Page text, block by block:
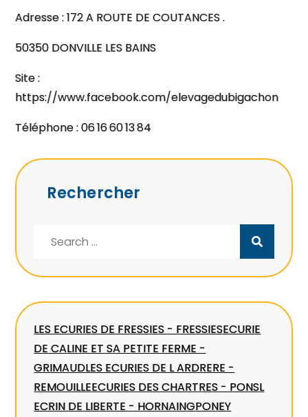
Adresse : 172 A ROUTE DE COUTANCES .
50350 DONVILLE LES BAINS
Site :
https://www.facebook.com/elevagedubigachon
Téléphone : 06 16 60 13 84
Rechercher
LES ECURIES DE FRESSIES - FRESSIESECURIE
DE CALINE ET SA PETITE FERME -
GRIMAUDLES ECURIES DE L ARDRERE -
REMOUILLEECURIES DES CHARTRES - PONSL
ECRIN DE LIBERTE - HORNAINGPONEY